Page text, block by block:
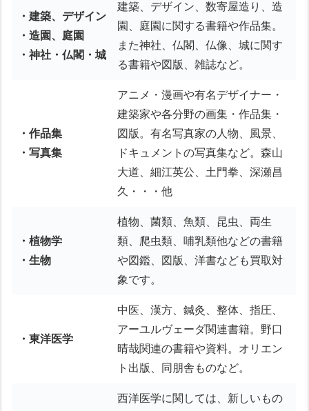
・建築、デザイン
・造園、庭園
・神社・仏閣・城
建築、デザイン、数寄屋造り、造
園、庭園に関する書籍や作品集。
また神社、仏閣、仏像、城に関す
る書籍や図版、雑誌など。
・作品集
・写真集
アニメ・漫画や有名デザイナー・
建築家や各分野の画集・作品集・
図版。有名写真家の人物、風景、
ドキュメントの写真集など。森山
大道、細江英公、土門拳、深瀬昌
久・・・他
・植物学
・生物
植物、菌類、魚類、昆虫、両生
類、爬虫類、哺乳類他などの書籍
や図鑑、図版、洋書なども買取対
象です。
・東洋医学
中医、漢方、鍼灸、整体、指圧、
アーユルヴェーダ関連書籍。野口
晴哉関連の書籍や資料。オリエン
ト出版、同朋舎ものなど。
西洋医学に関しては、新しいもの